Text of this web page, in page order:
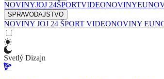
NOVINYJOJ 24ŠPORTVIDEONOVINY
SPRAVODAJSTVO
NOVINY JOJ 24 ŠPORT VIDEONOVINY
Svetlý Dizajn